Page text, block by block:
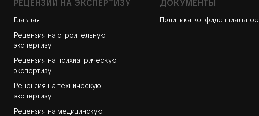
РЕЦЕНЗИИ НА ЭКСПЕРТИЗУ
Главная
Рецензия на строительную
экспертизу
Рецензия на психиатрическую
экспертизу
Рецензия на техническую
экспертизу
Рецензия на медицинскую
ДОКУМЕНТЫ
Политика